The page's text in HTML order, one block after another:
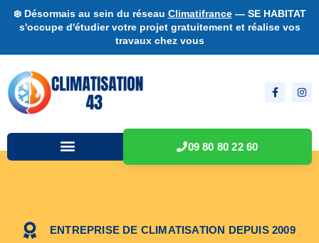
❄️ Désormais au sein du réseau Climatifrance— SE HABITAT
s'occupe d'étudier votre projet gratuitement et réalise vos
travaux chez vous
09 80 80 22 60
ENTREPRISE DE CLIMATISATION DEPUIS 2009